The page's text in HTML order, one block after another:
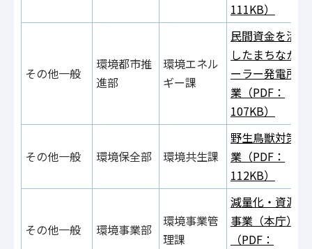
111KB）
その他一般
環境都市推
進部
環境エネル
ギー課
民間資金を活用
したまちなかソ
ーラー発電所事
業（PDF：
107KB）
その他一般 環境保全部 環境共生課
野生鳥獣対策事
業（PDF：
112KB）
その他一般 環境事業部
環境事業管
理課
減量化・資源化
事業（本庁）
（PDF：